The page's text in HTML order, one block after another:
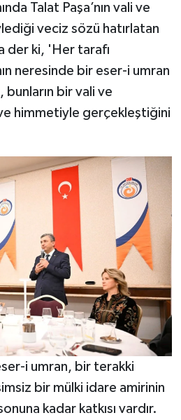
Talat Paşa’nın vali ve
veciz sözü hatırlatan
der ki, 'Her tarafı
neresinde bir eser-i umran
bir vali ve
himmetiyle gerçekleştiğini
i umran, bir terakki
bir mülki idare amirinin
kadar katkısı vardır.